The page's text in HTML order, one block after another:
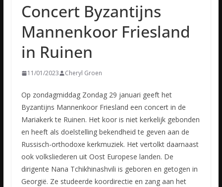
Concert Byzantijns
Mannenkoor Friesland
in Ruinen
11/01/2023 Cheryl Groen
Op zondagmiddag Zondag 29 januari geeft het
Byzantijns Mannenkoor Friesland een concert in de
Mariakerk te Ruinen. Het koor is niet kerkelijk gebonden
en heeft als doelstelling bekendheid te geven aan de
Russisch-orthodoxe kerkmuziek. Het vertolkt daarnaast
ook volksliederen uit Oost Europese landen. De
dirigente Nana Tchikhinashvili is geboren en getogen in
Georgië. Ze studeerde koordirectie en zang aan het